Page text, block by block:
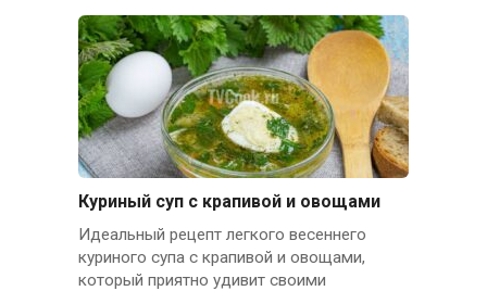
Куриный суп с крапивой и овощами
Идеальный рецепт легкого весеннего
куриного супа с крапивой и овощами,
который приятно удивит своими